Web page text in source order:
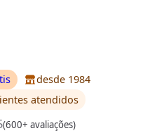
desde 1984
atendidos
(600+ avaliações)